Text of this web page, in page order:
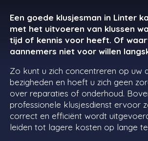
Een goede klusjesman in Linter
met het uitvoeren van klussen
tijd of kennis voor heeft. Of
aannemers niet voor willen
Zo kunt u zich concentreren op uw
bezigheden en hoeft u zich geen
over reparaties of onderhoud.
professionele klusjesdienst ervoor
correct en efficiënt wordt
leiden tot lagere kosten op lange